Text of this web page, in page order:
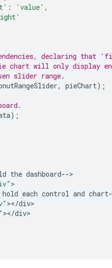
: 'value' ,
declaring
chart will only display
slider range.
, pieChart);
);
the dashboard-->
>
each control and chart
></div>
></div>